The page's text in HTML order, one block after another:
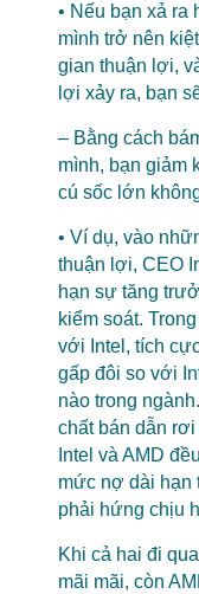
• Nếu bạn xả ra
mình trở nên
gian thuận lợi,
lợi xảy ra, bạn
– Bằng cách
mình, bạn giảm
cú sốc lớn
• Ví dụ, vào
thuận lợi, CEO
hạn sự tăng
kiểm soát.
với Intel, tích
gấp đôi so với
nào trong
chất bán dẫn
Intel và AMD
mức nợ dài hạn
phải hứng chịu
Khi cả hai đi
mãi mãi, còn